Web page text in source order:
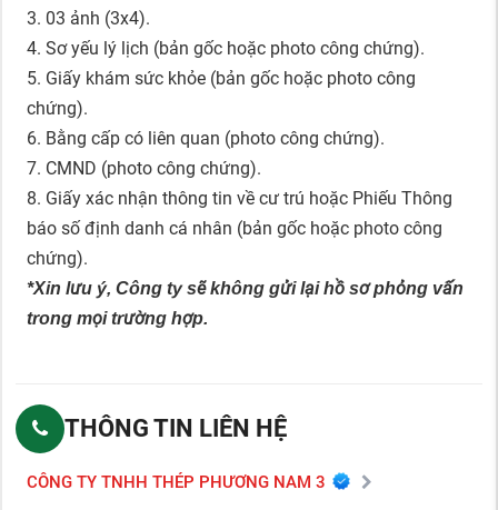
3. 03 ảnh (3x4).
4. Sơ yếu lý lịch (bản gốc hoặc photo công chứng).
5. Giấy khám sức khỏe (bản gốc hoặc photo công
chứng).
6. Bằng cấp có liên quan (photo công chứng).
7. CMND (photo công chứng).
8. Giấy xác nhận thông tin về cư trú hoặc Phiếu Thông
báo số định danh cá nhân (bản gốc hoặc photo công
chứng).
*Xin lưu ý, Công ty sẽ không gửi lại hồ sơ phỏng vấn
trong mọi trường hợp.
THÔNG TIN LIÊN HỆ
CÔNG TY TNHH THÉP PHƯƠNG NAM 3